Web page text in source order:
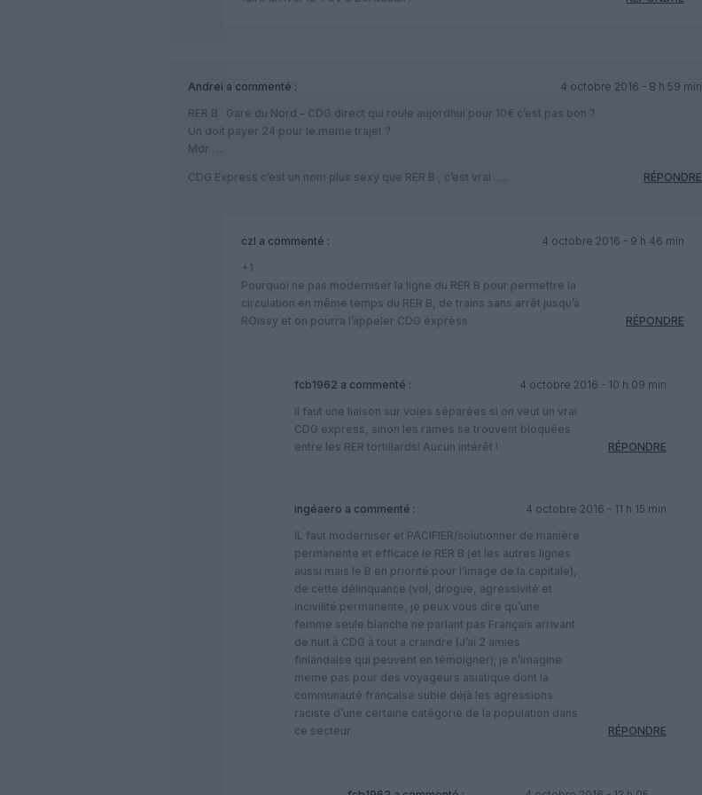
Andrei a commenté :
4 octobre 2016 - 8 h 59 min
RER B : Gare du Nord – CDG direct qui roule aujordhui pour 10€ c’est pas bon ?
Un doit payer 24 pour le meme trajet ?
Mdr ….
CDG Express c’est un nom plus sexy que RER B , c’est vrai ….. RÉPONDRE
czl a commenté :
4 octobre 2016 - 9 h 46 min
+1
Pourquoi ne pas moderniser la ligne du RER B pour permettre la
circulation en même temps du RER B, de trains sans arrêt jusqu’à
ROissy et on pourra l’appeler CDG express
RÉPONDRE
fcb1962 a commenté :
4 octobre 2016 - 10 h 09 min
Il faut une liaison sur voies séparées si on veut un vrai
CDG express, sinon les rames se trouvent bloquées
entre les RER tortillards! Aucun intérêt !
RÉPONDRE
ingéaero a commenté :
4 octobre 2016 - 11 h 15 min
IL faut moderniser et PACIFIER/solutionner de manière
permanente et efficace le RER B (et les autres lignes
aussi mais le B en priorité pour l’image de la capitale),
de cette délinquance (vol, drogue, agressivité et
incivilité permanente, je peux vous dire qu’une
femme seule blanche ne parlant pas Français arrivant
de nuit à CDG à tout a craindre (J’ai 2 amies
finlandaise qui peuvent en témoigner); je n’imagine
meme pas pour des voyageurs asiatique dont la
communauté francaise subie déjà les agressions
raciste d’une certaine catégorie de la population dans
ce secteur
RÉPONDRE